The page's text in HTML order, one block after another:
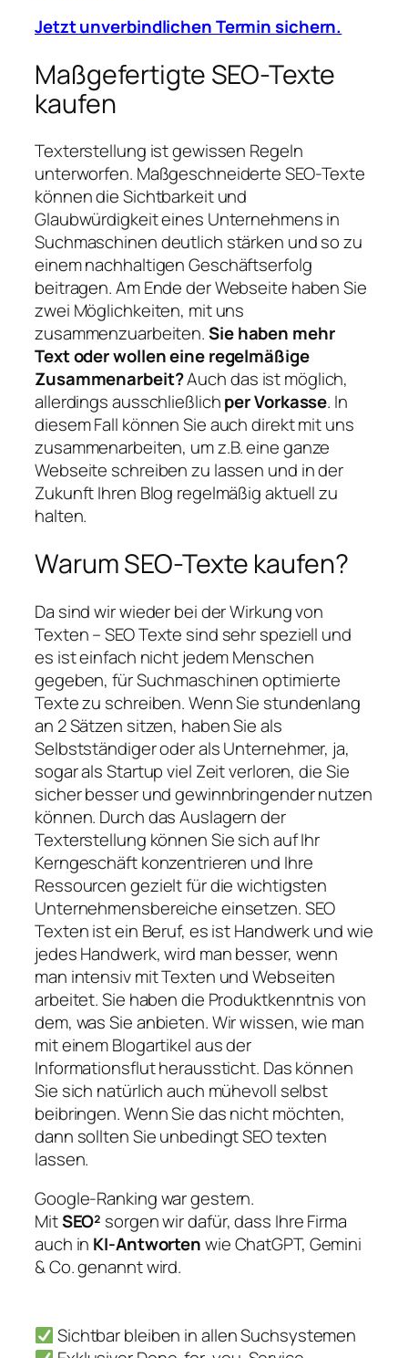
Jetzt unverbindlichen Termin sichern.
Maßgefertigte SEO-Texte
kaufen
Texterstellung ist gewissen Regeln
unterworfen. Maßgeschneiderte SEO-Texte
können die Sichtbarkeit und
Glaubwürdigkeit eines Unternehmens in
Suchmaschinen deutlich stärken und so zu
einem nachhaltigen Geschäftserfolg
beitragen. Am Ende der Webseite haben Sie
zwei Möglichkeiten, mit uns
zusammenzuarbeiten.Sie haben mehr
Text oder wollen eine regelmäßige
Zusammenarbeit?Auch das ist möglich,
allerdings ausschließlichper Vorkasse. In
diesem Fall können Sie auch direkt mit uns
zusammenarbeiten, um z.B. eine ganze
Webseite schreiben zu lassen und in der
Zukunft Ihren Blog regelmäßig aktuell zu
halten.
Warum SEO-Texte kaufen?
Da sind wir wieder bei der Wirkung von
Texten – SEO Texte sind sehr speziell und
es ist einfach nicht jedem Menschen
gegeben, für Suchmaschinen optimierte
Texte zu schreiben. Wenn Sie stundenlang
an 2 Sätzen sitzen, haben Sie als
Selbstständiger oder als Unternehmer, ja,
sogar als Startup viel Zeit verloren, die Sie
sicher besser und gewinnbringender nutzen
können. Durch das Auslagern der
Texterstellung können Sie sich auf Ihr
Kerngeschäft konzentrieren und Ihre
Ressourcen gezielt für die wichtigsten
Unternehmensbereiche einsetzen. SEO
Texten ist ein Beruf, es ist Handwerk und wie
jedes Handwerk, wird man besser, wenn
man intensiv mit Texten und Webseiten
arbeitet. Sie haben die Produktkenntnis von
dem, was Sie anbieten. Wir wissen, wie man
mit einem Blogartikel aus der
Informationsflut heraussticht. Das können
Sie sich natürlich auch mühevoll selbst
beibringen. Wenn Sie das nicht möchten,
dann sollten Sie unbedingt SEO texten
lassen.
Google-Ranking war gestern.
MitSEO² sorgen wir dafür, dass Ihre Firma
auch in KI-Antwortenwie ChatGPT, Gemini
& Co. genannt wird.
Sichtbar bleiben in allen Suchsystemen